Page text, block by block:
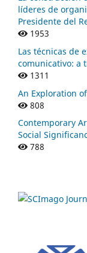
líderes de
Presidente del
1953
Las técnicas de
comunicativo: a
1311
An Exploration
808
Contemporary
Social
788